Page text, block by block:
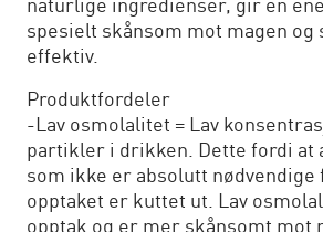
naturlige ingredienser, gir en
spesielt skånsom mot magen
effektiv.
Produktfordeler
-Lav osmolalitet = Lav
partikler i drikken. Dette fordi at
som ikke er absolutt nødvendige
opptaket er kuttet ut. Lav
opptak og er mer skånsomt mot